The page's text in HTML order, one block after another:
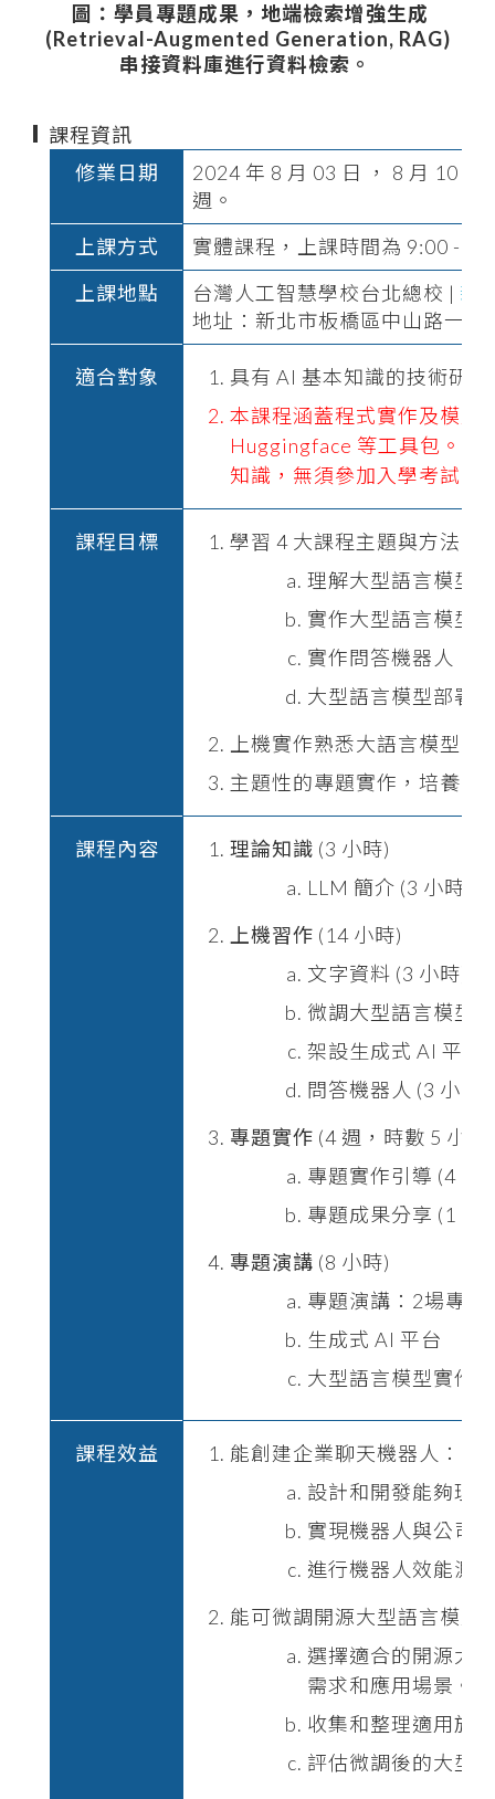
圖：學員專題成果，地端檢索增強生成
(Retrieval-Augmented Generation, RAG)
串接資料庫進行資料檢索。
課程資訊
修業日期
2024 年 8 月 03 日 ， 8 月 10
週。
上課方式
實體課程，上課時間為 9:00 -
上課地點
台灣人工智慧學校台北總校 | 新
地址：新北市板橋區中山路一段
適合對象
具有 AI 基本知識的技術研
本課程涵蓋程式實作及模型
Huggingface 等工具包。學
知識，無須參加入學考試。
課程目標
學習 4 大課程主題與方法：
理解大型語言模型
實作大型語言模型
實作問答機器人
大型語言模型部署
上機實作熟悉大語言模型的
主題性的專題實作，培養專
課程內容 理論知識 (3 小時)
LLM 簡介 (3 小時)
上機習作 (14 小時)
文字資料 (3 小時)
微調大型語言模型
架設生成式 AI 平台
問答機器人 (3 小時
專題實作 (4 週，時數 5 小時)
專題實作引導 (4 小
專題成果分享 (1 小
專題演講 (8 小時)
專題演講：2場專
生成式 AI 平台
大型語言模型實作
課程效益
能創建企業聊天機器人：
設計和開發能夠理
實現機器人與公司
進行機器人效能測
能可微調開源大型語言模型
選擇適合的開源大
需求和應用場景。
收集和整理適用於
評估微調後的大型